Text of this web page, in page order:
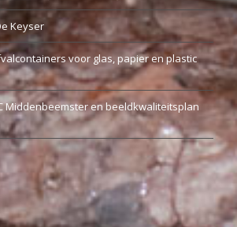
Keyser
voor glas, papier en plastic
Middenbeemster en beeldkwaliteitsplan